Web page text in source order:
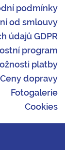
podmínky
od smlouvy
údajů GDPR
program
platby
Ceny dopravy
Fotogalerie
Cookies